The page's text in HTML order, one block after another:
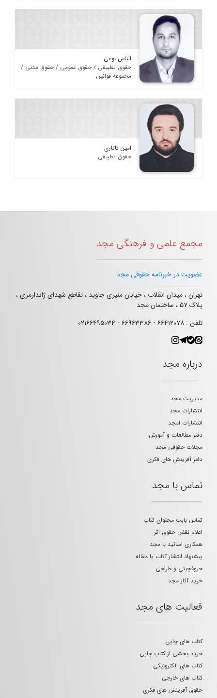
الیاس نوعی
حقوق تطبیقی / حقوق عمومی / حقوق مدنی /
مجموعه قوانین
امین تاتاری
حقوق تطبیقی
مجمع علمی و فرهنگی مجد
عضویت در خبرنامه حقوقی مجد
تهران ، میدان انقلاب ، خیابان منیری جاوید ، تقاطع شهدای ژاندارمری ،
پلاک ۵۷ ، ساختمان مجد
تلفن : ۶۶۴۱۲۰۷۸ - ۶۶۹۶۳۳۸۶ - ۰۲۱۶۶۴۹۵۰۳۴
درباره مجد
مدیریت مجد
انتشارات مجد
انتشارات امجد
دفتر مطالعات و آموزش
مجلات حقوقی مجد
دفتر آفرینش های فکری
تماس با مجد
تماس بابت محتوای کتاب
اعلام نقض حقوق اثر
همکاری اساتید با مجد
پیشنهاد انتشار کتاب یا مقاله
حروفچینی و طراحی
خرید آثار مجد
فعالیت های مجد
کتاب های چاپی
خرید بخشی از کتاب چاپی
کتاب های الکترونیکی
کتاب های خارجی
حقوق آفرینش های فکری